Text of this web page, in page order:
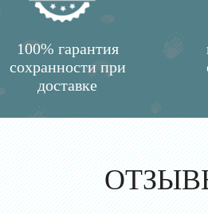
100% гарантия
сохранности при
доставке